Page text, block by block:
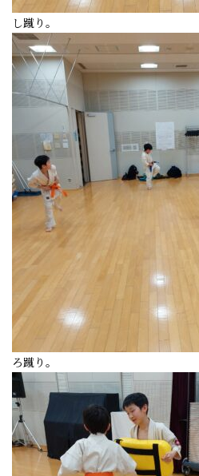
し蹴り。
ろ蹴り。